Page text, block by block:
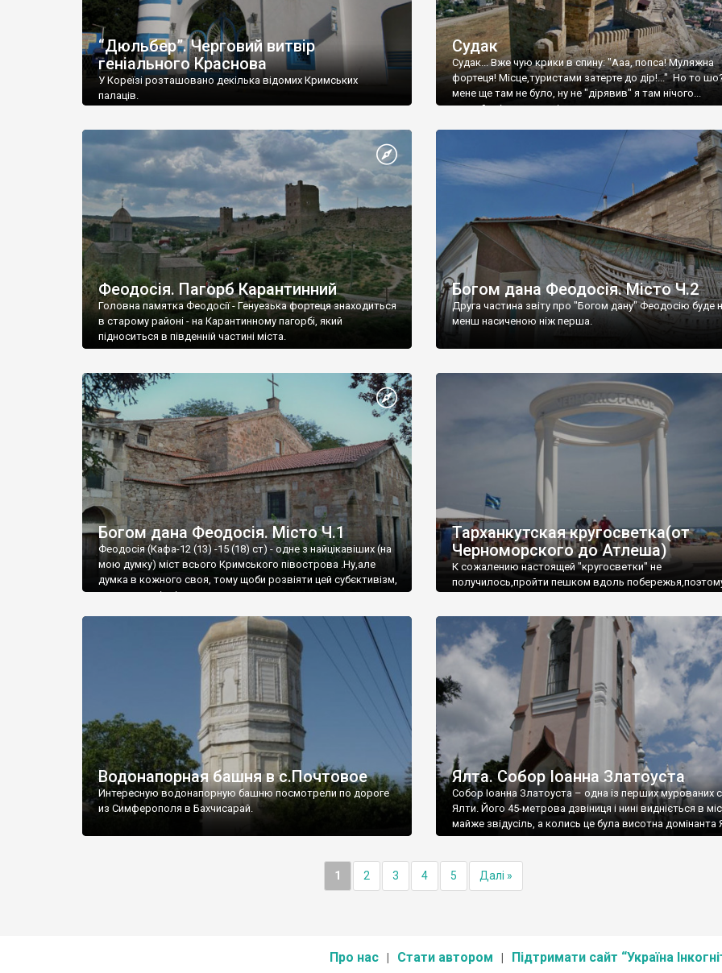
“Дюльбер”. Черговий витвір
геніального Краснова
У Кореїзі розташовано декілька відомих Кримських
палаців.
Судак
Судак... Вже чую крики в спину: "Ааа, попса! Муляжна
фортеця! Місце,туристами затерте до дір!..." Но то
мене ще там не було, ну не "дірявив" я там нічого...
принаймні до цього літа.
Феодосія. Пагорб Карантинний
Головна памятка Феодосії - Генуезька фортеця знаходиться
в старому районі - на Карантинному пагорбі, який
підноситься в південній частині міста.
Богом дана Феодосія. Місто Ч.2
Друга частина звіту про "Богом дану" Феодосію буде
менш насиченою ніж перша.
Богом дана Феодосія. Місто Ч.1
Феодосія (Кафа-12 (13) -15 (18) ст) - одне з найцікавіших (на
мою думку) міст всього Кримського півострова .Ну,але
думка в кожного своя, тому щоби розвіяти цей субєктивізм,
запрошую відвідати це
Тарханкутская кругосветка(от
Черноморского до Атлеша)
К сожалению настоящей "кругосветки" не
получилось,пройти пешком вдоль
Водонапорная башня в с.Почтовое
Интересную водонапорную башню посмотрели по дороге
из Симферополя в Бахчисарай.
Ялта. Собор Іоанна Златоуста
Собор Іоанна Златоуста – одна із перших мурованих
Ялти. Його 45-метрова дзвіниця і нині видніється в
майже звідусіль, а колись це була висотна домінанта
1 2 3 4 5 Далі »
Про нас Стати автором Підтримати сайт “Україна